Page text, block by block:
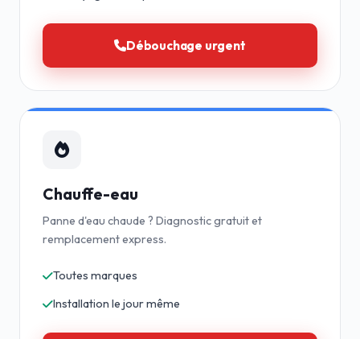
Débouchage urgent
Chauffe-eau
Panne d'eau chaude ? Diagnostic gratuit et
remplacement express.
Toutes marques
Installation le jour même